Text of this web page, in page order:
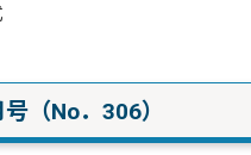
（No．306）